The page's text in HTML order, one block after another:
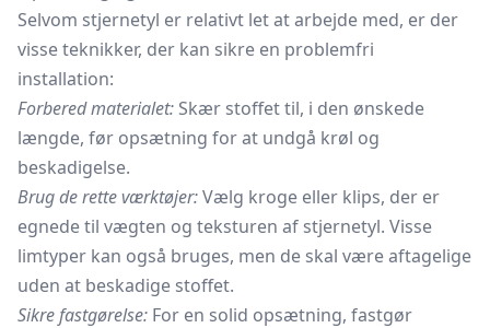
Selvom stjernetyl er relativt let at arbejde med, er der
visse teknikker, der kan sikre en problemfri
installation:
Forbered materialet: Skær stoffet til, i den ønskede
længde, før opsætning for at undgå krøl og
beskadigelse.
Brug de rette værktøjer:Vælg kroge eller klips, der er
egnede til vægten og teksturen af stjernetyl. Visse
limtyper kan også bruges, men de skal være aftagelige
uden at beskadige stoffet.
Sikre fastgørelse: For en solid opsætning, fastgør